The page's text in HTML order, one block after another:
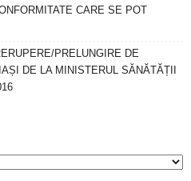
CARE SE POT
PRELUNGIRE DE
DE LA MINISTERUL SĂNĂTĂȚII